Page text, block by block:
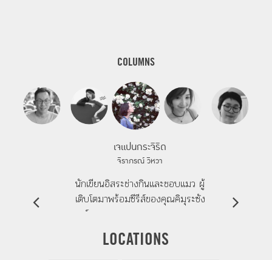
COLUMNS
เจแปนกระจิริด
จิราภรณ์ วิหวา
นักเขียนอิสระช่างกินและชอบแมว ผู้
เติบโตมาพร้อมซีรีส์ของคุณคิมุระซัง
การ์ตูนตาหวาน วรรณกรรมของคุณ
บานานา โยชิโมโต และภาพยนตร์คุณ
โครีเอดะ
LOCATIONS